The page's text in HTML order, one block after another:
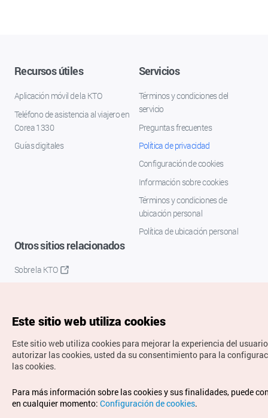
Recursos útiles
Aplicación móvil de la KTO
Teléfono de asistencia al viajero en
Corea 1330
Guías digitales
Servicios
Términos y condiciones del
servicio
Preguntas frecuentes
Política de privacidad
Configuración de cookies
Información sobre cookies
Términos y condiciones de
ubicación personal
Política de ubicación personal
Otros sitios relacionados
Sobre la KTO
Copyrights © Organización de Turismo de Corea. Todos los
derechos reservados.
Para informes de errores y cuestiones relacionadas con el
Este sitio web utiliza cookies
Este sitio web utiliza cookies para mejorar la experiencia del
autorizar las cookies, usted da su consentimiento para la
las cookies.
Para más información sobre las cookies y sus finalidades, puede
en cualquier momento: Configuración de cookies.